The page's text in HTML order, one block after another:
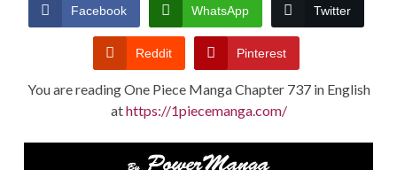
CONDITIONSFacebook WhatsApp Twitter
Reddit Pinterest
You are reading One Piece Manga Chapter 737 in English
athttps://1piecemanga.com/